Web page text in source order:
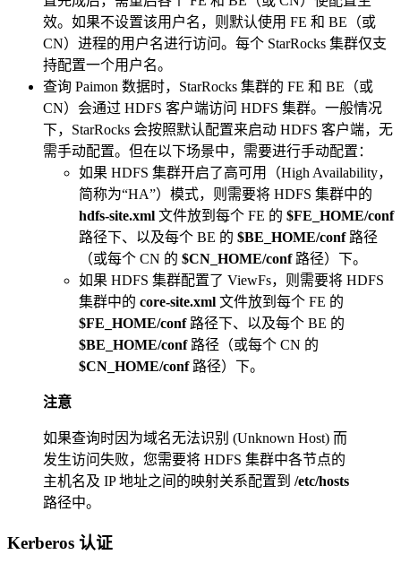
效。如果不设置该用户名，则默认使用 FE 和 BE（或
CN）进程的用户名进行访问。每个 StarRocks 集群仅支
持配置一个用户名。
查询 Paimon 数据时，StarRocks 集群的 FE 和 BE（或
CN）会通过 HDFS 客户端访问 HDFS 集群。一般情况
下，StarRocks 会按照默认配置来启动 HDFS 客户端，无
需手动配置。但在以下场景中，需要进行手动配置：
如果 HDFS 集群开启了高可用（High Availability，
简称为“HA”）模式，则需要将 HDFS 集群中的
hdfs-site.xml 文件放到每个 FE 的 $FE_HOME/conf
路径下、以及每个 BE 的 $BE_HOME/conf路径
（或每个 CN 的 $CN_HOME/conf路径）下。
如果 HDFS 集群配置了 ViewFs，则需要将 HDFS
集群中的 core-site.xml 文件放到每个 FE 的
$FE_HOME/conf路径下、以及每个 BE 的
$BE_HOME/conf路径（或每个 CN 的
$CN_HOME/conf路径）下。
注意
如果查询时因为域名无法识别 (Unknown Host) 而
发生访问失败，您需要将 HDFS 集群中各节点的
主机名及 IP 地址之间的映射关系配置到 /etc/hosts
路径中。
Kerberos 认证